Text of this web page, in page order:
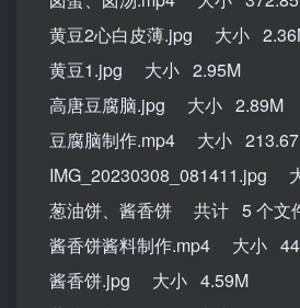
黄豆2心白皮薄.jpg 大小
黄豆1.jpg 大小 2.95M
高唐豆腐脑.jpg 大小 2.89M
豆腐脑制作.mp4 大小
IMG_20230308_081411.jpg
葱油饼、酱香饼 共计 5 个文
酱香饼酱料制作.mp4 大小
酱香饼.jpg 大小 4.59M